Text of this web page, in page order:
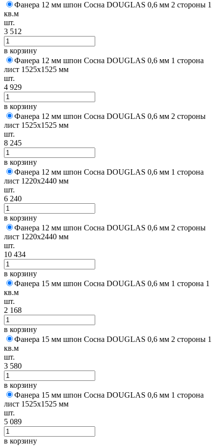
Фанера 12 мм шпон Сосна DOUGLAS 0,6 мм 2 стороны 1
кв.м
шт.
3 512
в корзину
Фанера 12 мм шпон Сосна DOUGLAS 0,6 мм 1 сторона
лист 1525х1525 мм
шт.
4 929
в корзину
Фанера 12 мм шпон Сосна DOUGLAS 0,6 мм 2 стороны
лист 1525х1525 мм
шт.
8 245
в корзину
Фанера 12 мм шпон Сосна DOUGLAS 0,6 мм 1 сторона
лист 1220х2440 мм
шт.
6 240
в корзину
Фанера 12 мм шпон Сосна DOUGLAS 0,6 мм 2 стороны
лист 1220х2440 мм
шт.
10 434
в корзину
Фанера 15 мм шпон Сосна DOUGLAS 0,6 мм 1 сторона 1
кв.м
шт.
2 168
в корзину
Фанера 15 мм шпон Сосна DOUGLAS 0,6 мм 2 стороны 1
кв.м
шт.
3 580
в корзину
Фанера 15 мм шпон Сосна DOUGLAS 0,6 мм 1 сторона
лист 1525х1525 мм
шт.
5 089
в корзину